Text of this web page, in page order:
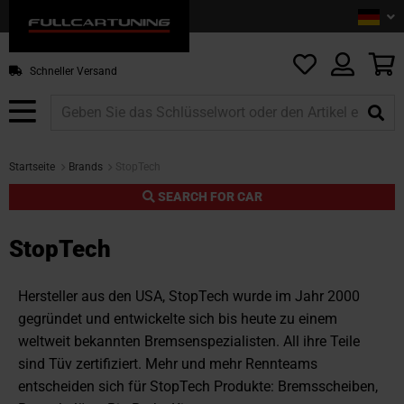
Schneller Versand
Startseite Brands
SEARCH FOR CAR
StopTech
Hersteller aus den USA, StopTech wurde im Jahr 2000
gegründet und entwickelte sich bis heute zu einem
weltweit bekannten Bremsenspezialisten. All ihre Teile
sind Tüv zertifiziert. Mehr und mehr Rennteams
entscheiden sich für StopTech Produkte: Bremsscheiben,